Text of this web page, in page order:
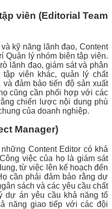
viên (Editorial Team
kỹ năng lãnh đạo, Content
Quản lý nhóm biên tập viên.
lãnh đạo, giám sát và phân
viên khác, quản lý chất
đảm bảo tiến độ sản xuất
cũng cần phối hợp với các
chiến lược nội dung phù
của doanh nghiệp.
Manager)
Content Editor có khả
việc của họ là giám sát
từ việc lên kế hoạch đến
cần phải đảm bảo rằng dự
sách và các yêu cầu chất
dự án yêu cầu khả năng tổ
năng giao tiếp với các đội